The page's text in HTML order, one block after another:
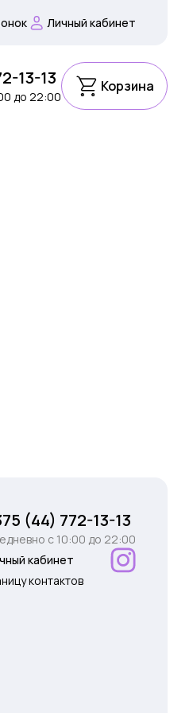
Личный кабинет
13-13
до 22:00
Корзина
(44) 772-13-13
c 10:00 до 22:00
кабинет
контактов